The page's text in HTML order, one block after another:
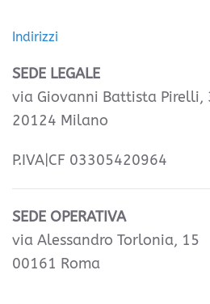
Indirizzi
SEDE LEGALE
via Giovanni Battista Pirelli,
20124 Milano
P.IVA|CF 03305420964
SEDE OPERATIVA
via Alessandro Torlonia, 15
00161 Roma